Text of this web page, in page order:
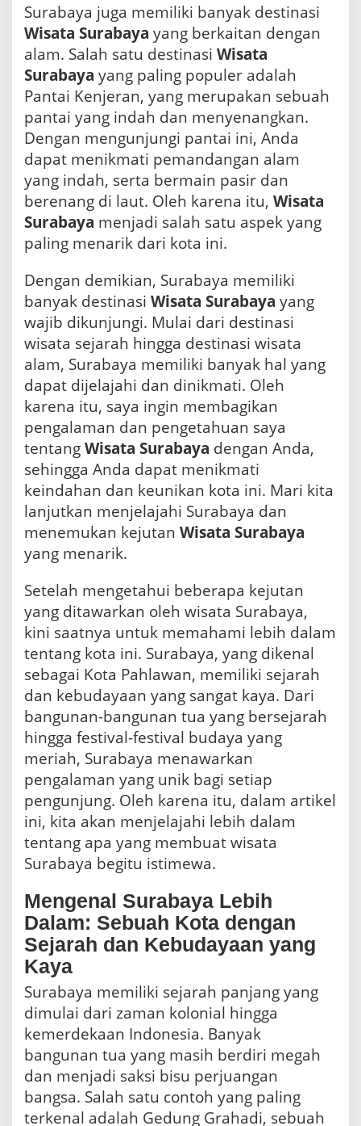
Surabaya juga memiliki banyak destinasi
Wisata Surabaya yang berkaitan dengan
alam. Salah satu destinasi Wisata
Surabaya yang paling populer adalah
Pantai Kenjeran, yang merupakan sebuah
pantai yang indah dan menyenangkan.
Dengan mengunjungi pantai ini, Anda
dapat menikmati pemandangan alam
yang indah, serta bermain pasir dan
berenang di laut. Oleh karena itu, Wisata
Surabaya menjadi salah satu aspek yang
paling menarik dari kota ini.
Dengan demikian, Surabaya memiliki
banyak destinasi Wisata Surabaya yang
wajib dikunjungi. Mulai dari destinasi
wisata sejarah hingga destinasi wisata
alam, Surabaya memiliki banyak hal yang
dapat dijelajahi dan dinikmati. Oleh
karena itu, saya ingin membagikan
pengalaman dan pengetahuan saya
tentangWisata Surabaya dengan Anda,
sehingga Anda dapat menikmati
keindahan dan keunikan kota ini. Mari kita
lanjutkan menjelajahi Surabaya dan
menemukan kejutan Wisata Surabaya
yang menarik.
Setelah mengetahui beberapa kejutan
yang ditawarkan oleh wisata Surabaya,
kini saatnya untuk memahami lebih dalam
tentang kota ini. Surabaya, yang dikenal
sebagai Kota Pahlawan, memiliki sejarah
dan kebudayaan yang sangat kaya. Dari
bangunan-bangunan tua yang bersejarah
hingga festival-festival budaya yang
meriah, Surabaya menawarkan
pengalaman yang unik bagi setiap
pengunjung. Oleh karena itu, dalam artikel
ini, kita akan menjelajahi lebih dalam
tentang apa yang membuat wisata
Surabaya begitu istimewa.
Mengenal Surabaya Lebih
Dalam: Sebuah Kota dengan
Sejarah dan Kebudayaan yang
Kaya
Surabaya memiliki sejarah panjang yang
dimulai dari zaman kolonial hingga
kemerdekaan Indonesia. Banyak
bangunan tua yang masih berdiri megah
dan menjadi saksi bisu perjuangan
bangsa. Salah satu contoh yang paling
terkenal adalah Gedung Grahadi, sebuah